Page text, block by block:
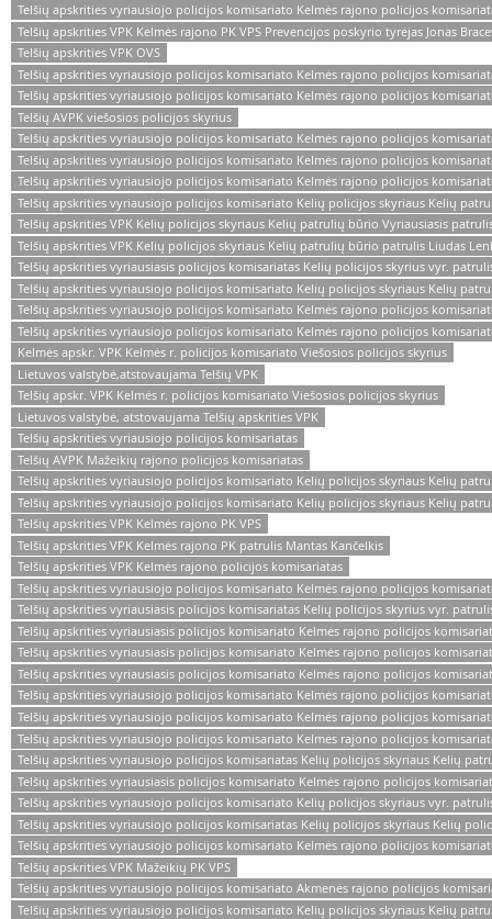
Telšių apskrities vyriausiojo policijos komisariato Kelmės rajono policijos
Telšių apskrities VPK Kelmės rajono PK VPS Prevencijos poskyrio tyrėjas Jonas
Telšių apskrities VPK OVS
Telšių apskrities vyriausiojo policijos komisariato Kelmės rajono policijos
Telšių apskrities vyriausiojo policijos komisariato Kelmės rajono policijos
Telšių AVPK viešosios policijos skyrius
Telšių apskrities vyriausiojo policijos komisariato Kelmės rajono policijos
Telšių apskrities vyriausiojo policijos komisariato Kelmės rajono policijos
Telšių apskrities vyriausiojo policijos komisariato Kelmės rajono policijos
Telšių apskrities vyriausiojo policijos komisariato Kelių policijos skyriaus Kelių
Telšių apskrities VPK Kelių policijos skyriaus Kelių patrulių būrio Vyriausiasis
Telšių apskrities VPK Kelių policijos skyriaus Kelių patrulių būrio patrulis Liudas
Telšių apskrities vyriausiasis policijos komisariatas Kelių policijos skyrius vyr.
Telšių apskrities vyriausiojo policijos komisariato Kelių policijos skyriaus Kelių
Telšių apskrities vyriausiojo policijos komisariato Kelmės rajono policijos
Telšių apskrities vyriausiojo policijos komisariato Kelmės rajono policijos
Kelmės apskr. VPK Kelmės r. policijos komisariato Viešosios policijos skyrius
Lietuvos valstybė,atstovaujama Telšių VPK
Telšių apskr. VPK Kelmės r. policijos komisariato Viešosios policijos skyrius
Lietuvos valstybė, atstovaujama Telšių apskrities VPK
Telšių apskrities vyriausiojo policijos komisariatas
Telšių AVPK Mažeikių rajono policijos komisariatas
Telšių apskrities vyriausiojo policijos komisariato Kelių policijos skyriaus Kelių
Telšių apskrities vyriausiojo policijos komisariato Kelių policijos skyriaus Kelių
Telšių apskrities VPK Kelmės rajono PK VPS
Telšių apskrities VPK Kelmės rajono PK patrulis Mantas Kančelkis
Telšių apskrities VPK Kelmės rajono policijos komisariatas
Telšių apskrities vyriausiojo policijos komisariato Kelmės rajono policijos
Telšių apskrities vyriausiasis policijos komisariatas Kelių policijos skyrius vyr.
Telšių apskrities vyriausiasis policijos komisariato Kelmės rajono policijos
Telšių apskrities vyriausiasis policijos komisariato Kelmės rajono policijos
Telšių apskrities vyriausiasis policijos komisariato Kelmės rajono policijos
Telšių apskrities vyriausiojo policijos komisariato Kelmės rajono policijos
Telšių apskrities vyriausiojo policijos komisariato Kelmės rajono policijos
Telšių apskrities vyriausiojo policijos komisariato Kelmės rajono policijos
Telšių apskrities vyriausiojo policijos komisariatas Kelių policijos skyriaus Kelių
Telšių apskrities vyriausiasis policijos komisariato Kelmės rajono policijos
Telšių apskrities vyriausiojo policijos komisariato Kelių policijos skyriaus vyr.
Telšių apskrities vyriausiojo policijos komisariatas Kelių policijos skyriaus Kelių
Telšių apskrities vyriausiojo policijos komisariato Kelmės rajono policijos
Telšių apskrities VPK Mažeikių PK VPS
Telšių apskrities vyriausiojo policijos komisariato Akmenės rajono policijos
Telšių apskrities vyriausiojo policijos komisariato Kelių policijos skyriaus Kelių